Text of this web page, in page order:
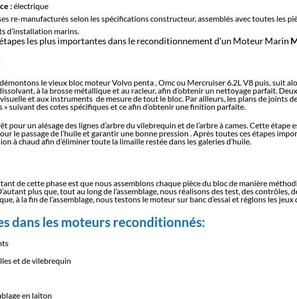
:électrique
re-manufacturés selon les spécifications constructeur, assemblés avec toutes les
d’installation marins.
les plus importantes dans le reconditionnement d’un Moteur Marin
le vieux bloc moteur Volvo penta , Omc ou Mercruiser 6.2L V8 puis, suit
à la brosse métallique et au racleur, afin d’obtenir un nettoyage parfait.
et aux instruments de mesure de tout le bloc. Par ailleurs, les plans de joints
» suivant des cotes spécifiques et ce afin d’obtenir une finition parfaite.
pour un alésage des lignes d’arbre du vilebrequin et de l’arbre à cames. Cette
le passage de l’huile et garantir une bonne pression . Après toutes ces étapes
à chaud afin d’éliminer toute la limaille restée dans les galeries d’huile.
de cette phase est que nous assemblons chaque pièce du bloc de manière
plus que, tout au long de l’assemblage, nous réalisons des test, des
à la fin de l’assemblage, nous testons le moteur sur banc d’essai et réglons les jeux
dans les moteurs reconditionnés:
et de vilebrequin
en laiton